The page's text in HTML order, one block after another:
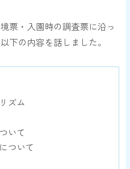
票・入園時の調査票に沿っ
下の内容を話しました。
ズム
いて
ついて